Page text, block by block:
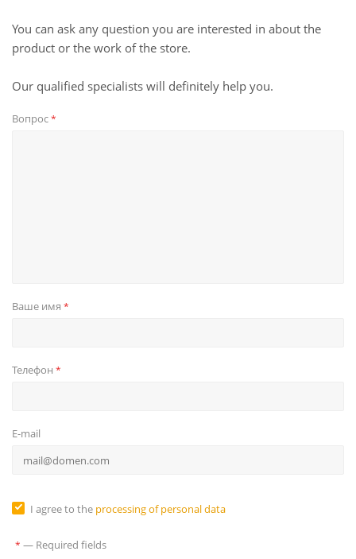
You can ask any question you are interested in about the
product or the work of the store.
Our qualified specialists will definitely help you.
Вопрос*
Ваше имя *
Телефон *
E-mail
I agree to the processing of personal data
* — Required fields